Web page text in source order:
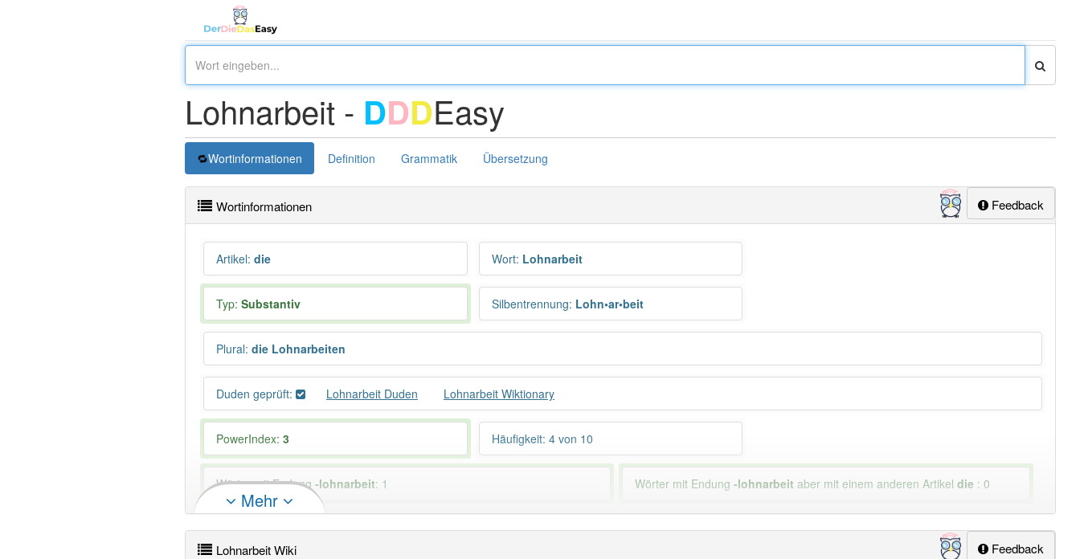
Lohnarbeit - DDDEasy
Wortinformationen Definition Grammatik Übersetzung
Feedback
Wortinformationen
Artikel: die Wort: Lohnarbeit
Typ: Substantiv Silbentrennung: Lohn•ar•beit
Plural: die Lohnarbeiten
Duden geprüft: Lohnarbeit Duden Lohnarbeit Wiktionary
PowerIndex: 3 Häufigkeit: 4 von 10
Wörter mit Endung -lohnarbeit: 1 Wörter mit Endung-lohnarbeit aber mit einem anderen Artikeldie : 0
85% unserer Spielapp-Nutzer haben den Artikel korrekt erraten.
Mehr
Feedback
Lohnarbeit Wiki